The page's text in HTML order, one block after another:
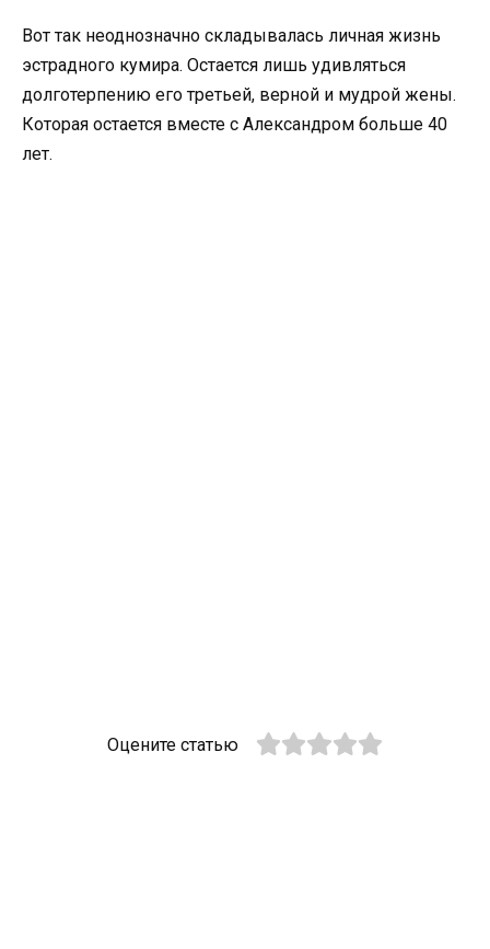
Вот так неоднозначно складывалась личная жизнь
эстрадного кумира. Остается лишь удивляться
долготерпению его третьей, верной и мудрой жены.
Которая остается вместе с Александром больше 40
лет.
Оцените статью